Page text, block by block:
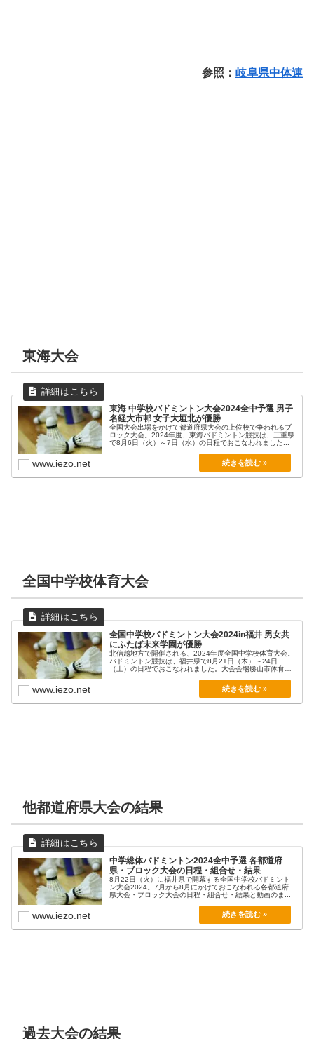
参照： 岐阜県中体連
東海大会
東海 中学校バドミントン大会2024全中予選 男子
名経大市邨 女子大垣北が優勝
全国大会出場をかけて都道府県大会の上位校で争われるブ
ロック大会。2024年度、東海バドミントン競技は、三重県
で8月6日（火）～7日（水）の日程でおこなわれました...
www.iezo.net
全国中学校体育大会
全国中学校バドミントン大会2024in福井 男女共
にふたば未来学園が優勝
北信越地方で開催される、2024年度全国中学校体育大会。
バドミントン競技は、福井県で8月21日（木）～24日
（土）の日程でおこなわれました。大会会場勝山市体育
www.iezo.net
他都道府県大会の結果
中学総体バドミントン2024全中予選 各都道府
県・ブロック大会の日程・組合せ・結果
8月22日（火）に福井県で開幕する全国中学校バドミント
ン大会2024。7月から8月にかけておこなわれる各都道府
県大会・ブロック大会の日程・組合せ・結果と動画のま...
www.iezo.net
過去大会の結果